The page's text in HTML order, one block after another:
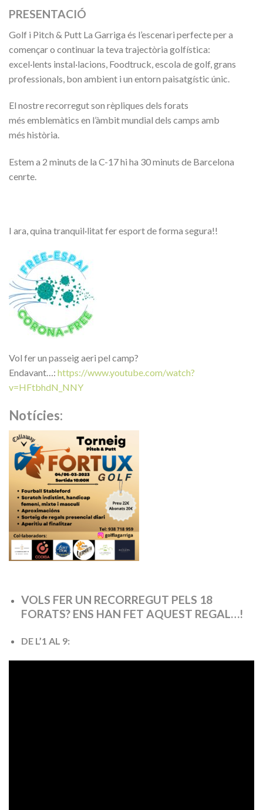
PRESENTACIÓ
Golf i Pitch & Putt La Garriga és l’escenari perfecte per a
començar o continuar la teva trajectòria golfística:
excel·lents instal·lacions, Foodtruck, escola de golf, grans
professionals, bon ambient i un entorn paisatgístic únic.
El nostre recorregut son rèpliques dels forats
més emblemàtics en l’àmbit mundial dels camps amb
més història.
Estem a 2 minuts de la C-17 hi ha 30 minuts de Barcelona
cenrte.
I ara, quina tranquil·litat fer esport de forma segura!!
Vol fer un passeig aeri pel camp?
Endavant…: https://www.youtube.com/watch?
v=HFtbhdN_NNY
Notícies:
VOLS FER UN RECORREGUT PELS 18
FORATS? ENS HAN FET AQUEST REGAL…!
DE L’1 AL 9: